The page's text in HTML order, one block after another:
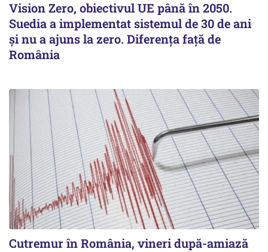
Vision Zero, obiectivul UE până în 2050.
Suedia a implementat sistemul de 30 de ani
şi nu a ajuns la zero. Diferenţa faţă de
România
Cutremur în România, vineri după-amiază